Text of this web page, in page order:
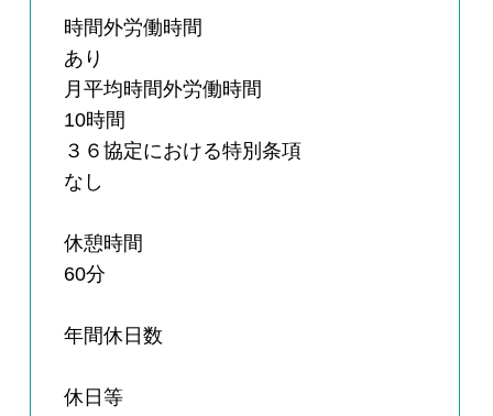
時間外労働時間
あり
月平均時間外労働時間
10時間
３６協定における特別条項
なし
休憩時間
60分
年間休日数
休日等